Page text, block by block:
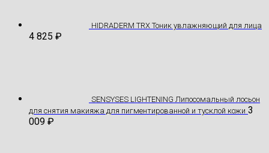
HIDRADERM TRX Тоник увлажняющий для лица
4 825 ₽
SENSYSES LIGHTENING Липосомальный лосьон
для снятия макияжа для пигментированной и тусклой кожи 3
009 ₽